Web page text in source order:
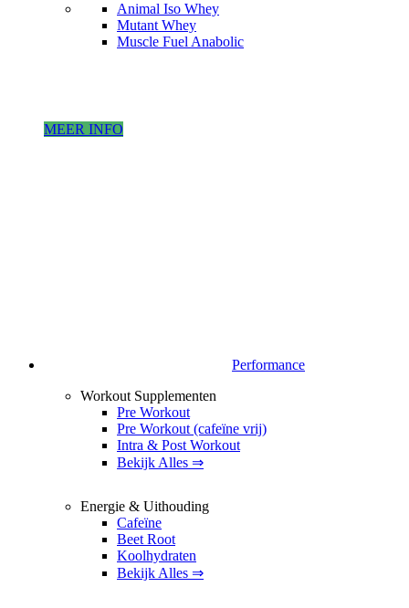
Animal Iso Whey
Mutant Whey
Muscle Fuel Anabolic
MEER INFO
Performance
Workout Supplementen
Pre Workout
Pre Workout (cafeïne vrij)
Intra & Post Workout
Bekijk Alles ⇒
Energie & Uithouding
Cafeïne
Beet Root
Koolhydraten
Bekijk Alles ⇒